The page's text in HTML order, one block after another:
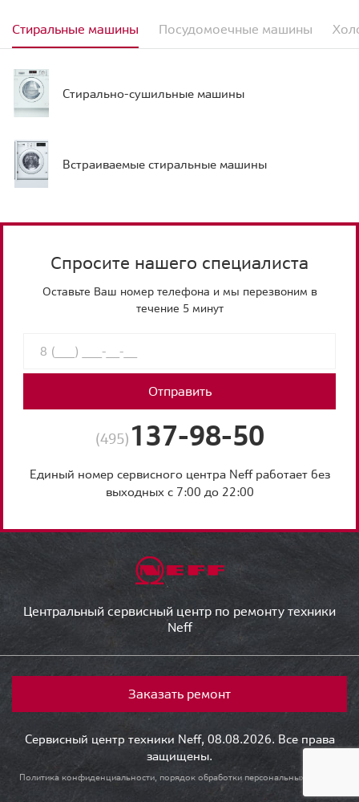
Стиральные машины Посудомоечные машины
Стирально-сушильные машины
Встраиваемые стиральные машины
Спросите нашего специалиста
Оставьте Ваш номер телефона и мы перезвоним в
течение 5 минут
Отправить
(495) 137-98-50
Единый номер сервисного центра Neff работает без
выходных с 7:00 до 22:00
Центральный сервисный центр по ремонту техники
Neff
Заказать ремонт
Сервисный центр техники Neff, 08.08.2026. Все права
защищены.
Политика конфиденциальности, порядок обработки персональных данных